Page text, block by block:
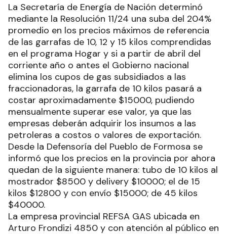
La Secretaría de Energía de Nación determinó
mediante la Resolución 11/24 una suba del 204%
promedio en los precios máximos de referencia
de las garrafas de 10, 12 y 15 kilos comprendidas
en el programa Hogar y si a partir de abril del
corriente año o antes el Gobierno nacional
elimina los cupos de gas subsidiados a las
fraccionadoras, la garrafa de 10 kilos pasará a
costar aproximadamente $15000, pudiendo
mensualmente superar ese valor, ya que las
empresas deberán adquirir los insumos a las
petroleras a costos o valores de exportación.
Desde la Defensoría del Pueblo de Formosa se
informó que los precios en la provincia por ahora
quedan de la siguiente manera: tubo de 10 kilos al
mostrador $8500 y delivery $10000; el de 15
kilos $12800 y con envío $15000; de 45 kilos
$40000.
La empresa provincial REFSA GAS ubicada en
Arturo Frondizi 4850 y con atención al público en